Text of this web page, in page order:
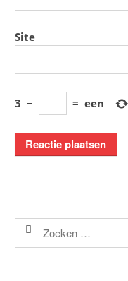
Site
3 − = een
Zoeken